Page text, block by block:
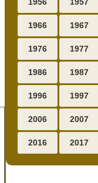
1966 1967
1976 1977
1986 1987
1996 1997
2006 2007
2016 2017